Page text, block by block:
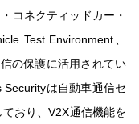
コネクティッドカー・
Test Environment、
の保護に活用されてい
は自動車通信セ
おり、V2X通信機能を